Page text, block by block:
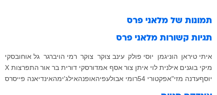
תמונות של מלאני פרס
תגיות קשורות מלאני פרס
איתי טיראן הוניגמן יוסי פולק עינב צוקר צוקר רמי הויברגר גל אוחובסקי
מיקי בוגנים אילנית לוי איתן צור אסף אמדורסקי דורית בר אור התפרצות X
יוסףעדנה מזי"אפקטורי 54 רומי אבולעפיהאופנהאילג'ימהאינדיאנה פייסרס